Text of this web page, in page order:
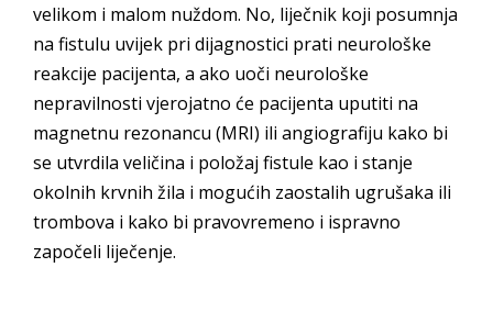
velikom i malom nuždom. No, liječnik koji posumnja
na fistulu uvijek pri dijagnostici prati neurološke
reakcije pacijenta, a ako uoči neurološke
nepravilnosti vjerojatno će pacijenta uputiti na
magnetnu rezonancu (MRI) ili angiografiju kako bi
se utvrdila veličina i položaj fistule kao i stanje
okolnih krvnih žila i mogućih zaostalih ugrušaka ili
trombova i kako bi pravovremeno i ispravno
započeli liječenje.